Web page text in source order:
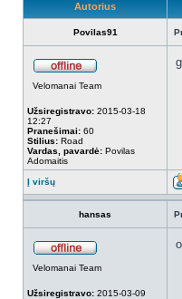
Autorius
Povilas91
Velomanai Team
Užsiregistravo: 2015-03-18
12:27
Pranešimai: 60
Stilius: Road
Vardas, pavardė: Povilas
Adomaitis
Į viršų
hansas
Velomanai Team
Užsiregistravo: 2015-03-09